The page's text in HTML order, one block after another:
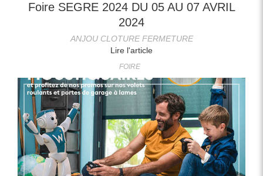
Foire SEGRE 2024 DU 05 AU 07 AVRIL
2024
ANJOU CLOTURE FERMETURE
Lire l'article
FOIRE